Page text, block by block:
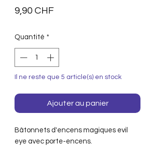
9,90 CHFPrix
Quantité *
Il ne reste que 5 article(s) en stock
Ajouter au panier
Bâtonnets d'encens magiques evil
eye avec porte-encens.